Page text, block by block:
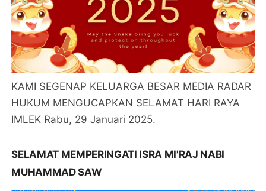
KAMI SEGENAP KELUARGA BESAR MEDIA RADAR
HUKUM MENGUCAPKAN SELAMAT HARI RAYA
IMLEK Rabu, 29 Januari 2025.
SELAMAT MEMPERINGATI ISRA MI'RAJ NABI
MUHAMMAD SAW